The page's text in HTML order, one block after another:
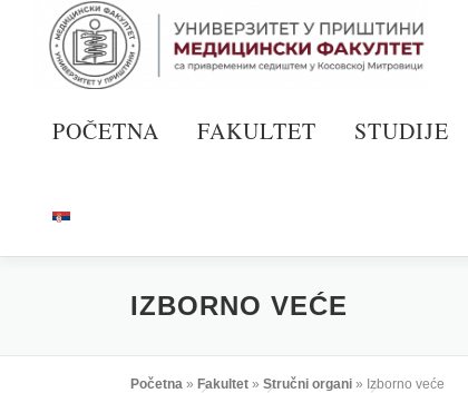
sadržaj
POČETNA FAKULTET STUDIJE
IZBORNO VEĆE
Početna » Fakultet » Stručni organi » Izborno veće